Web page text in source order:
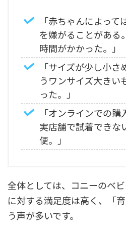
「赤ちゃんによっ
を嫌がることがある
時間がかかった。」
「サイズが少し小
うワンサイズ大きい
った。」
「オンラインでの購
実店舗で試着できな
便。」
全体としては、コニーのベ
に対する満足度は高く、「
う声が多いです。